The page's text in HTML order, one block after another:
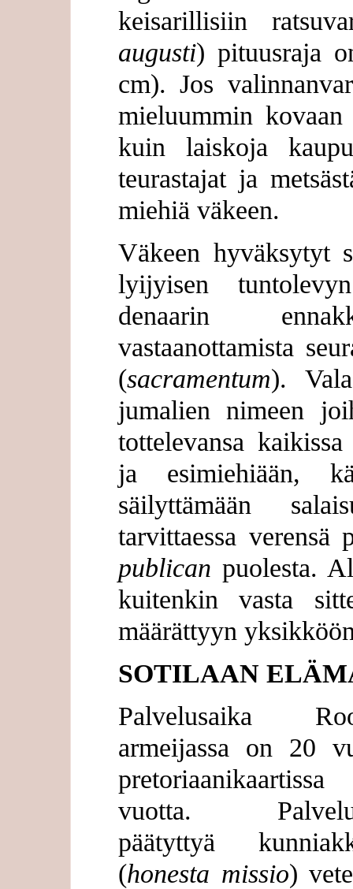
keisarillisiin
augusti) pituusraja
cm). Jos
mieluummin
kuin laiskoja
teurastajat ja
miehiä väkeen.
Väkeen hyväksytyt
lyijyisen
denaarin
vastaanottamista
(sacramentum).
jumalien nimeen
tottelevansa
ja esimiehiään,
säilyttämään
tarvittaessa
publican puolesta.
kuitenkin vasta
määrättyyn
SOTILAAN
Palvelusaika
armeijassa on 20
vuotta.
päätyttyä
(honesta missio)